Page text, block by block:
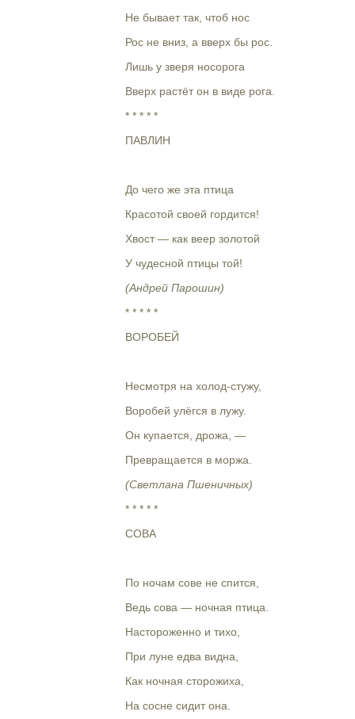
Не бывает так, чтоб нос
Рос не вниз, а вверх бы рос.
Лишь у зверя носорога
Вверх растёт он в виде рога.
* * * * *
ПАВЛИН
До чего же эта птица
Красотой своей гордится!
Хвост — как веер золотой
У чудесной птицы той!
(Андрей Парошин)
* * * * *
ВОРОБЕЙ
Несмотря на холод-стужу,
Воробей улёгся в лужу.
Он купается, дрожа, —
Превращается в моржа.
(Светлана Пшеничных)
* * * * *
СОВА
По ночам сове не спится,
Ведь сова — ночная птица.
Настороженно и тихо,
При луне едва видна,
Как ночная сторожиха,
На сосне сидит она.